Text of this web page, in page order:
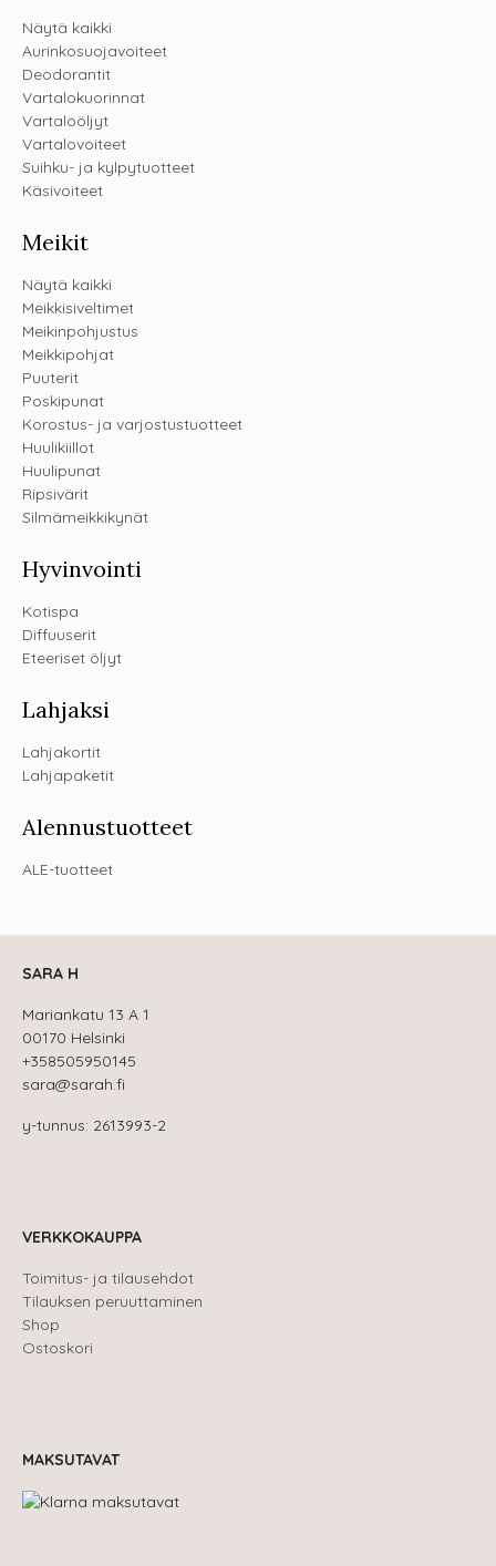
Näytä kaikki
Aurinkosuojavoiteet
Deodorantit
Vartalokuorinnat
Vartaloöljyt
Vartalovoiteet
Suihku- ja kylpytuotteet
Käsivoiteet
Meikit
Näytä kaikki
Meikkisiveltimet
Meikinpohjustus
Meikkipohjat
Puuterit
Poskipunat
Korostus- ja varjostustuotteet
Huulikiillot
Huulipunat
Ripsivärit
Silmämeikkikynät
Hyvinvointi
Kotispa
Diffuuserit
Eteeriset öljyt
Lahjaksi
Lahjakortit
Lahjapaketit
Alennustuotteet
ALE-tuotteet
SARA H
Mariankatu 13 A 1
00170 Helsinki
+358505950145
sara@sarah.fi
y-tunnus: 2613993-2
VERKKOKAUPPA
Toimitus- ja tilausehdot
Tilauksen peruuttaminen
Shop
Ostoskori
MAKSUTAVAT